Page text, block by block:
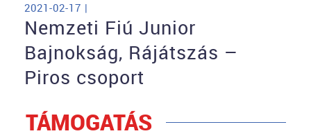
2021-02-17 |
Nemzeti Fiú Junior
Bajnokság, Rájátszás –
Piros csoport
TÁMOGATÁS